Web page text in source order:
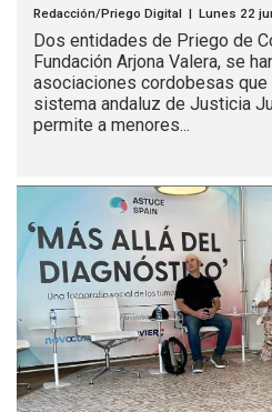
Redacción/Priego Digital | Lunes 22
Dos entidades de Priego de
Fundación Arjona Valera, se
asociaciones cordobesas que
sistema andaluz de Justicia
permite a menores...